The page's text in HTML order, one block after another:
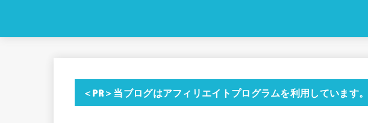
＜PR＞当ブログはアフィリエイトプログラムを利用しています。